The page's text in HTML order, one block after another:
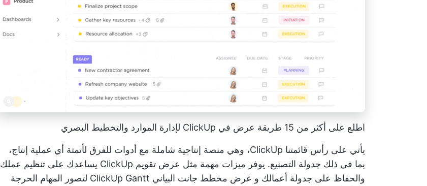
اطلع على أكثر من 15 طريقة عرض في ClickUp لإدارة الموارد والتخطيط البصري
يأتي على رأس قائمتنا ClickUp، وهي منصة إنتاجية شاملة مع أدوات للفرق لأتمتة أي عملية إنتاج،
بما في ذلك جدولة التصنيع. يوفر ميزات مهمة مثل عرض تقويم ClickUp
يساعدك على تنظيم عملك
والحفاظ على جدولة أعمالك و عرض مخطط جانت البياني ClickUp Gantt
لتصور المهام الحرجة